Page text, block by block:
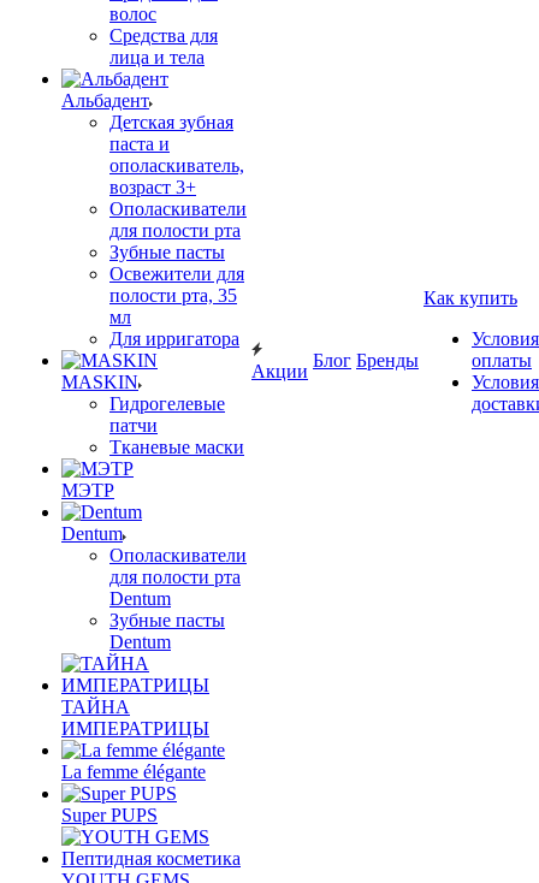
волос
Средства для
лица и тела
Альбадент
Детская зубная
паста и
ополаскиватель,
возраст 3+
Ополаскиватели
для полости рта
Зубные пасты
Освежители для
полости рта, 35
мл
Для ирригатора
MASKIN
Гидрогелевые
патчи
Тканевые маски
МЭТР
Dentum
Ополаскиватели
для полости рта
Dentum
Зубные пасты
Dentum
ТАЙНА
ИМПЕРАТРИЦЫ
La femme élégante
Super PUPS
Акции
Блог Бренды
Как купить
Условия
оплаты
Условия